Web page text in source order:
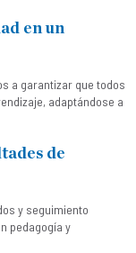
en un
a garantizar que todos
adaptándose a
de
y seguimiento
pedagogía y